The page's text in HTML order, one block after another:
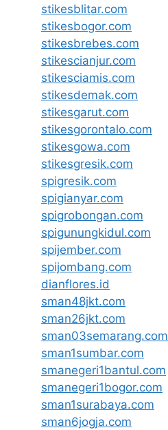
stikesblitar.com
stikesbogor.com
stikesbrebes.com
stikescianjur.com
stikesciamis.com
stikesdemak.com
stikesgarut.com
stikesgorontalo.com
stikesgowa.com
stikesgresik.com
spigresik.com
spigianyar.com
spigrobongan.com
spigunungkidul.com
spijember.com
spijombang.com
dianflores.id
sman48jkt.com
sman26jkt.com
sman03semarang.com
sman1sumbar.com
smanegeri1bantul.com
smanegeri1bogor.com
sman1surabaya.com
sman6jogja.com